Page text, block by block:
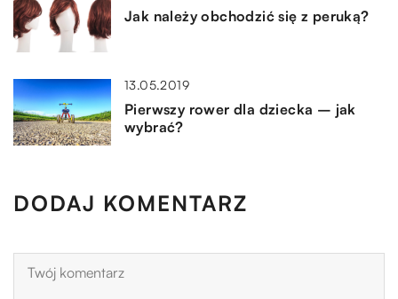
Jak należy obchodzić się z peruką?
13.05.2019
Pierwszy rower dla dziecka – jak
wybrać?
DODAJ KOMENTARZ